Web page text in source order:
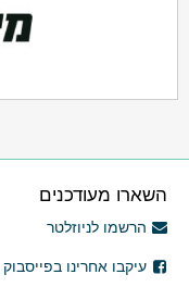
השארו מעודכנים
הרשמו לניוזלטר
עיקבו אחרינו בפייסבוק